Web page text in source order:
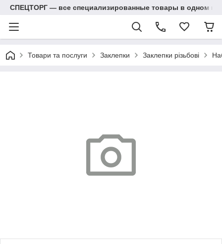
СПЕЦТОРГ — все специализированные товары в одном
Товари та послуги Заклепки Заклепки різьбові